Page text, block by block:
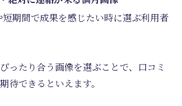
短期間で成果を感じたい時に選ぶ利用者
ったり合う画像を選ぶことで、口コミ
待できるといえます。